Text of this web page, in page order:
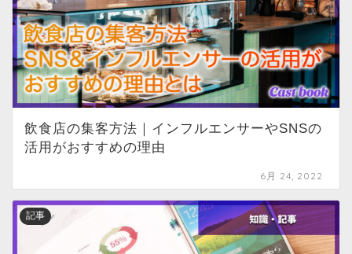
飲食店の集客方法｜インフルエンサーやSNSの
活用がおすすめの理由
6月 24, 2022
記事